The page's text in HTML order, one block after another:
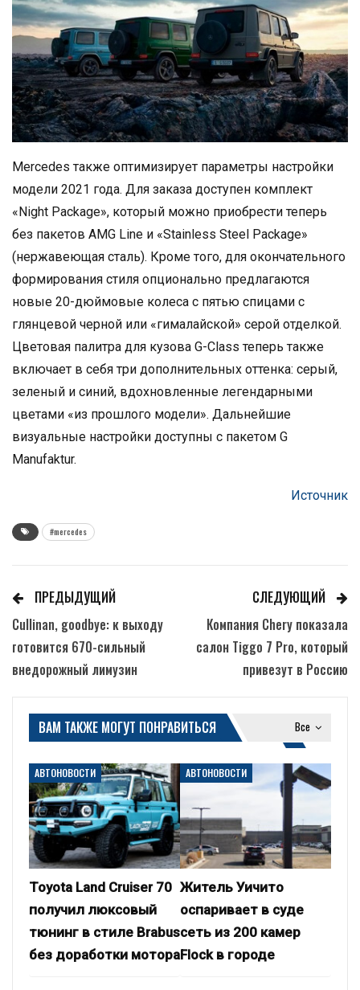
Mercedes также оптимизирует параметры настройки
модели 2021 года. Для заказа доступен комплект
«Night Package», который можно приобрести теперь
без пакетов AMG Line и «Stainless Steel Package»
(нержавеющая сталь). Кроме того, для окончательного
формирования стиля опционально предлагаются
новые 20-дюймовые колеса с пятью спицами с
глянцевой черной или «гималайской» серой отделкой.
Цветовая палитра для кузова G-Class теперь также
включает в себя три дополнительных оттенка: серый,
зеленый и синий, вдохновленные легендарными
цветами «из прошлого модели». Дальнейшие
визуальные настройки доступны с пакетом G
Manufaktur.
Источник
#mercedes
ПРЕДЫДУЩИЙ
Cullinan, goodbye: к выходу
готовится 670-сильный
внедорожный лимузин
СЛЕДУЮЩИЙ
Компания Chery показала
салон Tiggo 7 Pro, который
привезут в Россию
Все
ВАМ ТАКЖЕ МОГУТ ПОНРАВИТЬСЯ
АВТОНОВОСТИ
Toyota Land Cruiser 70
получил люксовый
тюнинг в стиле Brabus
без доработки мотора
АВТОНОВОСТИ
Житель Уичито
оспаривает в суде
сеть из 200 камер
Flock в городе